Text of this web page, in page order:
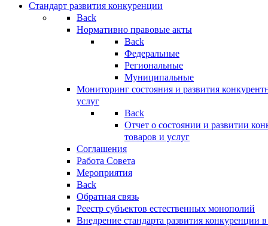
Стандарт развития конкуренции
Back
Нормативно правовые акты
Back
Федеральные
Региональные
Муниципальные
Мониторинг состояния и развития
услуг
Back
Отчет о состоянии и развитии
товаров и услуг
Соглашения
Работа Совета
Мероприятия
Back
Обратная связь
Реестр субъектов естественных монополий
Внедрение стандарта развития конкуренции